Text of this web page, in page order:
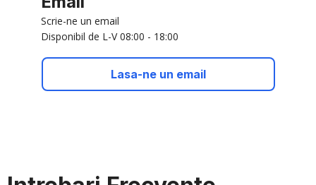
Scrie-ne un email
Disponibil de L-V 08:00 - 18:00
Lasa-ne un email